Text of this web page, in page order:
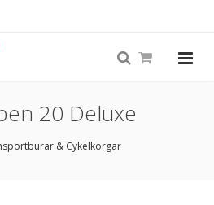
20 Deluxe
& Cykelkorgar